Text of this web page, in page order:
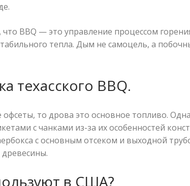
BBQ — это управление процессом
тепла. Дым не самоцель, а
техасского BBQ.
то дрова это основное топливо.
с чанками из-за их особенностей
с основным отсеком и выходной
в США?